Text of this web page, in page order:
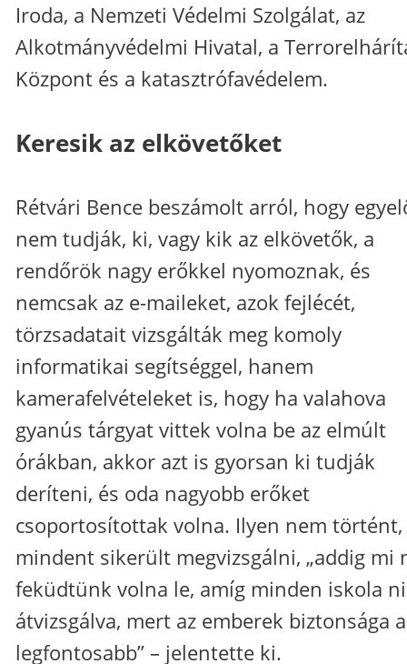
Iroda, a Nemzeti Védelmi Szolgálat, az
Alkotmányvédelmi Hivatal, a
Központ és a katasztrófavédelem.
Keresik az elkövetőket
Rétvári Bence beszámolt arról, hogy
nem tudják, ki, vagy kik az elkövetők, a
rendőrök nagy erőkkel nyomoznak, és
nemcsak az e-maileket, azok fejlécét,
törzsadatait vizsgálták meg komoly
informatikai segítséggel, hanem
kamerafelvételeket is, hogy ha valahova
gyanús tárgyat vittek volna be az elmúlt
órákban, akkor azt is gyorsan ki tudják
deríteni, és oda nagyobb erőket
csoportosítottak volna. Ilyen nem történt,
mindent sikerült megvizsgálni, „addig mi
feküdtünk volna le, amíg minden iskola
átvizsgálva, mert az emberek biztonsága a
legfontosabb” – jelentette ki.